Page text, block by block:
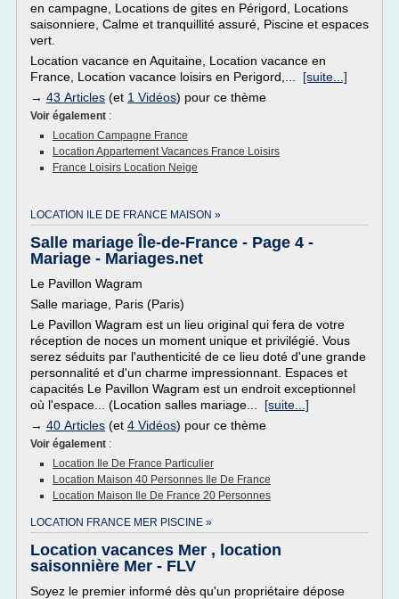
en campagne, Locations de gites en Périgord, Locations
saisonniere, Calme et tranquillité assuré, Piscine et espaces
vert.
Location vacance en Aquitaine, Location vacance en
France, Location vacance loisirs en Perigord,... [suite...]
→ 43 Articles (et 1 Vidéos) pour ce thème
Voir également :
Location Campagne France
Location Appartement Vacances France Loisirs
France Loisirs Location Neige
LOCATION ILE DE FRANCE MAISON »
Salle mariage Île-de-France - Page 4 -
Mariage - Mariages.net
Le Pavillon Wagram
Salle mariage, Paris (Paris)
Le Pavillon Wagram est un lieu original qui fera de votre
réception de noces un moment unique et privilégié. Vous
serez séduits par l'authenticité de ce lieu doté d'une grande
personnalité et d'un charme impressionnant. Espaces et
capacités Le Pavillon Wagram est un endroit exceptionnel
où l'espace... (Location salles mariage... [suite...]
→ 40 Articles (et 4 Vidéos) pour ce thème
Voir également :
Location Ile De France Particulier
Location Maison 40 Personnes Ile De France
Location Maison Ile De France 20 Personnes
LOCATION FRANCE MER PISCINE »
Location vacances Mer , location
saisonnière Mer - FLV
Soyez le premier informé dès qu'un propriétaire dépose